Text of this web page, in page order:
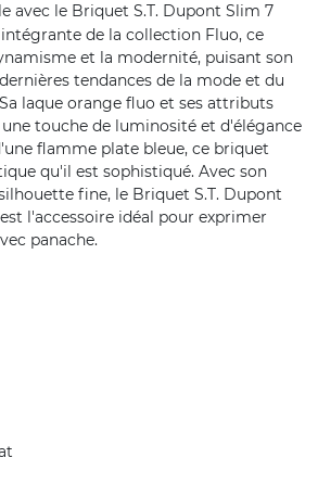
avec le Briquet S.T. Dupont Slim 7
de la collection Fluo, ce
et la modernité, puisant son
tendances de la mode et du
laque orange fluo et ses attributs
touche de luminosité et d'élégance
flamme plate bleue, ce briquet
qu'il est sophistiqué. Avec son
fine, le Briquet S.T. Dupont
l'accessoire idéal pour exprimer
panache.